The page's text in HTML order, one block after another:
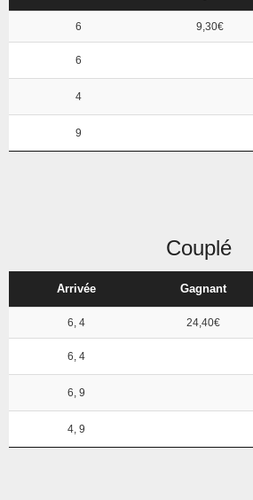
6 9,30€
6
4
9
Couplé
Arrivée Gagnant
6, 4 24,40€
6, 4
6, 9
4, 9